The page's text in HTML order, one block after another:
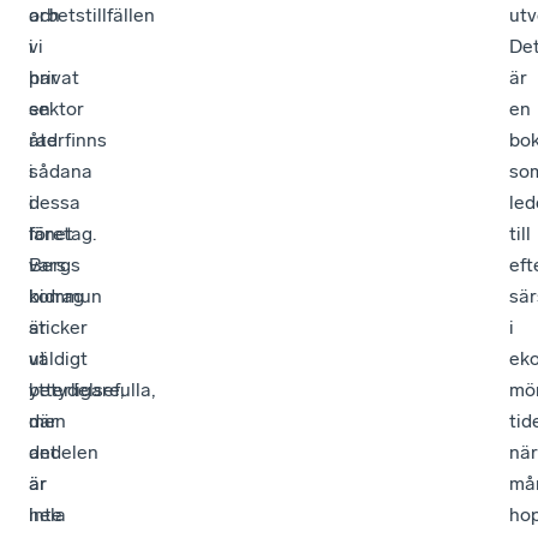
arbetstillfällen
i
privat
sektor
återfinns
i
dessa
företag.
Bergs
kommun
sticker
ut
ytterligare,
där
andelen
är
hela
och
vi
har
en
rad
sådana
i
länet
vars
bidrag
är
väldigt
betydelsefulla,
men
det
är
inte
är
en
till
i
när